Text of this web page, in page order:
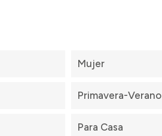
Mujer
Primavera-Verano
Para Casa